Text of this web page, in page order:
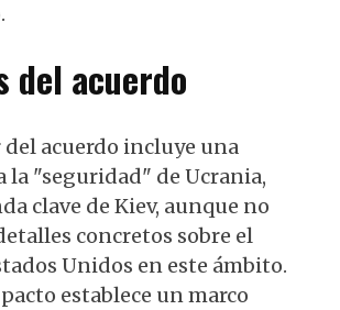
del acuerdo
acuerdo incluye una
la "seguridad" de Ucrania,
clave de Kiev, aunque no
concretos sobre el
Unidos en este ámbito.
establece un marco